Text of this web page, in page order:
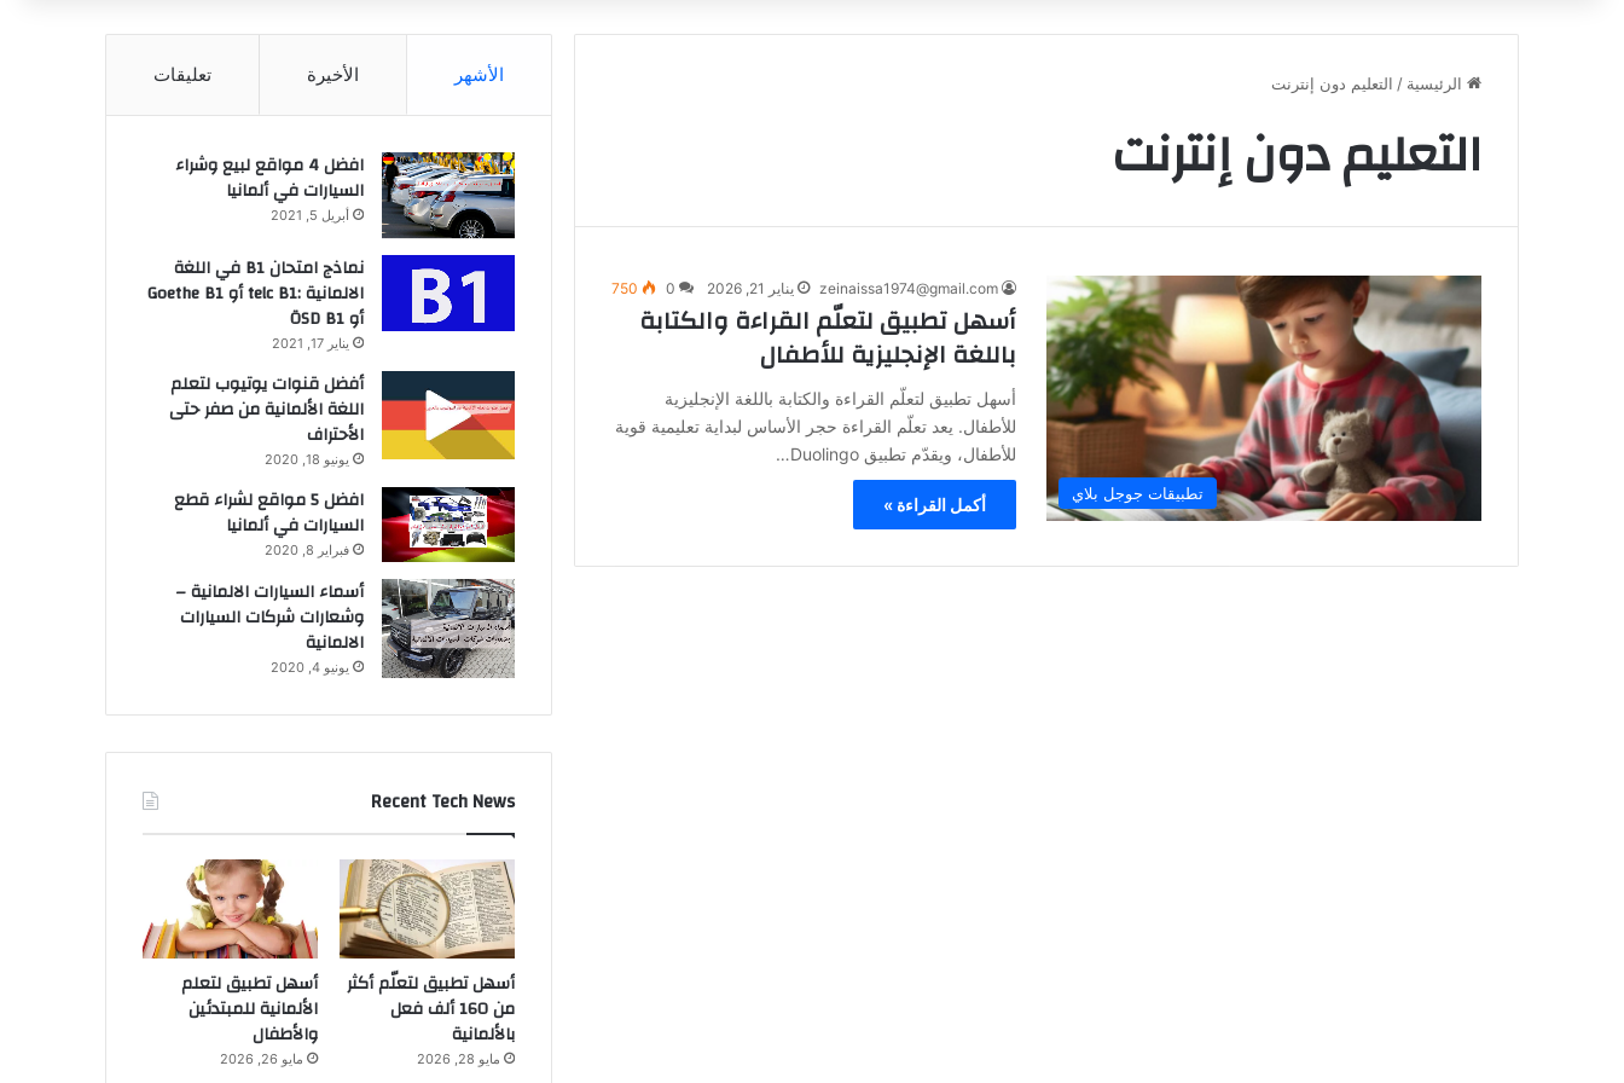
الرئيسية / التعليم دون إنترنت
التعليم دون إنترنت
تطبيقات جوجل بلاي
zeinaissa1974@gmail.com يناير 21, 2026 0
750
أسهل تطبيق لتعلّم القراءة والكتابة
باللغة الإنجليزية للأطفال
أسهل تطبيق لتعلّم القراءة والكتابة باللغة الإنجليزية
للأطفال. يعد تعلّم القراءة حجر الأساس لبداية تعليمية قوية
للأطفال، ويقدّم تطبيق Duolingo…
أكمل القراءة »
الأشهر الأخيرة تعليقات
افضل 4 مواقع لبيع وشراء
السيارات في ألمانيا
أبريل 5, 2021
نماذج امتحان B1 في اللغة
الالمانية :telc B1 أو Goethe B1
أو ÖSD B1
يناير 17, 2021
أفضل قنوات يوتيوب لتعلم
اللغة الألمانية من صفر حتى
الأحتراف
يونيو 18, 2020
افضل 5 مواقع لشراء قطع
السيارات في ألمانيا
فبراير 8, 2020
أسماء السيارات الالمانية –
وشعارات شركات السيارات
الالمانية
يونيو 4, 2020
Recent Tech News
أسهل تطبيق لتعلّم أكثر
من 160 ألف فعل
بالألمانية
مايو 28, 2026
أسهل تطبيق لتعلم
الألمانية للمبتدئين
والأطفال
مايو 26, 2026